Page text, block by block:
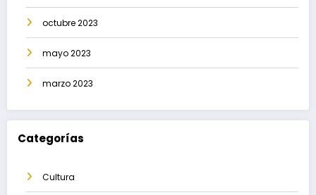
octubre 2023
mayo 2023
marzo 2023
Categorías
Cultura